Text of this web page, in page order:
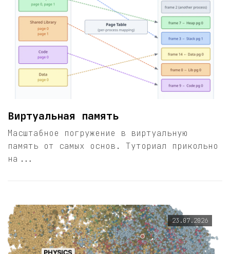
Виртуальная память
Масштабное погружение в виртуальную
память от самых основ. Туториал прикольно
на...
23.07.2026